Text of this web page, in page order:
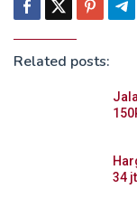
Related posts:
34